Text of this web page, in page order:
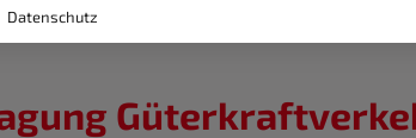
Datenschutz